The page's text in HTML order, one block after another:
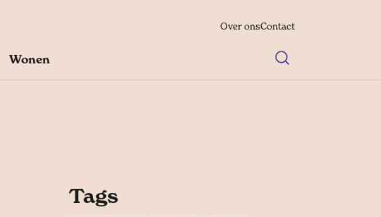
Over onsContact
Wonen
Tags